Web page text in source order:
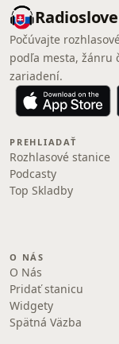
Počúvajte
podľa mesta, žánru
zariadení.
PREHLIADAŤ
Rozhlasové stanice
Podcasty
Top Skladby
O NÁS
O Nás
Pridať stanicu
Widgety
Spätná Väzba